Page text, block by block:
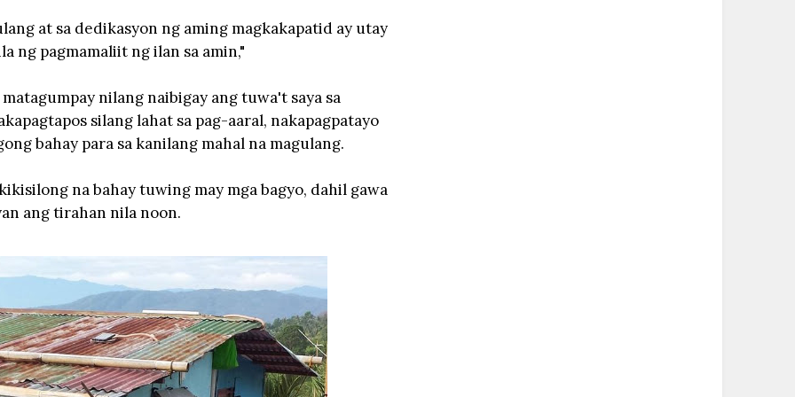
at sa dedikasyon ng aming magkakapatid ay utay
ng pagmamaliit ng ilan sa amin,"
nilang naibigay ang tuwa't saya sa
silang lahat sa pag-aaral, nakapagpatayo
bahay para sa kanilang mahal na magulang.
na bahay tuwing may mga bagyo, dahil gawa
ang tirahan nila noon.